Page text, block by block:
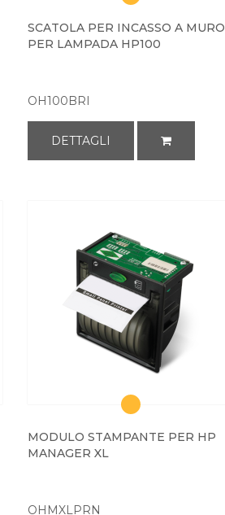
SCATOLA PER INCASSO A MURO
PER LAMPADA HP100
OH100BRI
DETTAGLI
MODULO STAMPANTE PER HP
MANAGER XL
OHMXLPRN